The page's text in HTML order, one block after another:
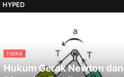
HYPED
FISIKA
Hukum Gerak Newton dan